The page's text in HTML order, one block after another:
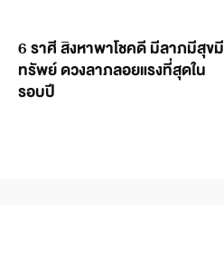
6 ราศี สิงหาพาโชคดี มีลาภมีสุขมี
ทรัพย์ ดวงลาภลอยแรงที่สุดใน
รอบปี